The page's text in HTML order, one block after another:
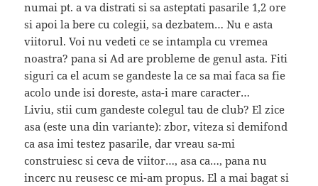
numai pt. a va distrati si sa asteptati pasarile 1,2 ore
si apoi la bere cu colegii, sa dezbatem… Nu e asta
viitorul. Voi nu vedeti ce se intampla cu vremea
noastra? pana si Ad are probleme de genul asta. Fiti
siguri ca el acum se gandeste la ce sa mai faca sa fie
acolo unde isi doreste, asta-i mare caracter…
Liviu, stii cum gandeste colegul tau de club? El zice
asa (este una din variante): zbor, viteza si demifond
ca asa imi testez pasarile, dar vreau sa-mi
construiesc si ceva de viitor…, asa ca…, pana nu
incerc nu reusesc ce mi-am propus. El a mai bagat si